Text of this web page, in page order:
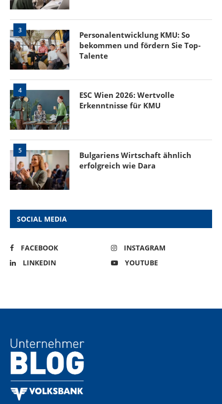
3
Personalentwicklung KMU: So
bekommen und fördern Sie Top-
Talente
4
ESC Wien 2026: Wertvolle
Erkenntnisse für KMU
5
Bulgariens Wirtschaft ähnlich
erfolgreich wie Dara
SOCIAL MEDIA
FACEBOOK
INSTAGRAM
LINKEDIN
YOUTUBE